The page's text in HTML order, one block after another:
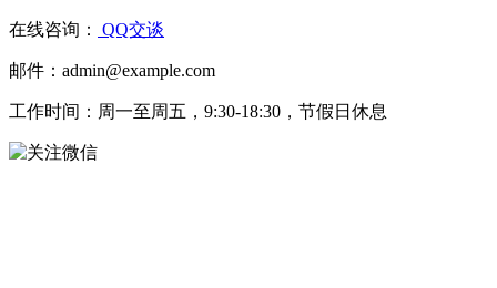
在线咨询： QQ交谈
邮件：admin@example.com
工作时间：周一至周五，9:30-18:30，节假日休息